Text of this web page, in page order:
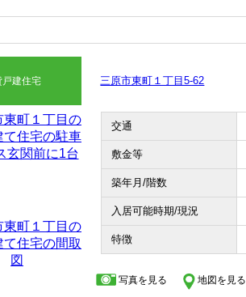
戸建住宅 三原市東町１丁目5-62
交通
敷金等
築年月/階数
入居可能時期/現況
特徴
写真を見る 地図を見る